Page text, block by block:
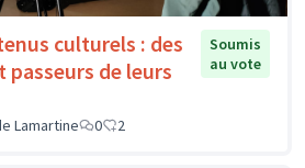
culturels : des
passeurs de leurs
Soumis
au vote
Lamartine 0 2